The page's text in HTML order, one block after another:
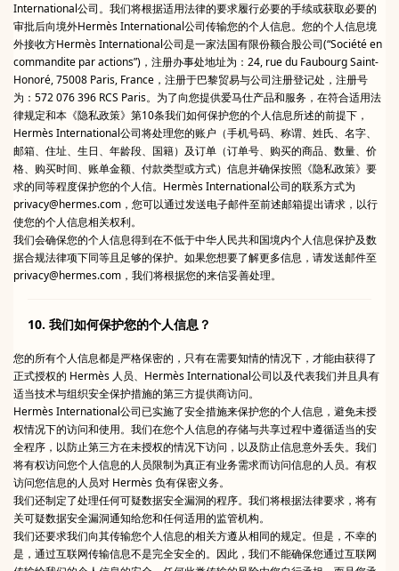
International公司。我们将根据适用法律的要求履行必要的手续或获取必要的
审批后向境外Hermès International公司传输您的个人信息。您的个人信息境
外接收方Hermès International公司是一家法国有限份额合股公司(“Société en
commandite par actions”)，注册办事处地址为：24, rue du Faubourg Saint-
Honoré, 75008 Paris, France，注册于巴黎贸易与公司注册登记处，注册号
为：572 076 396 RCS Paris。为了向您提供爱马仕产品和服务，在符合适用法
律规定和本《隐私政策》第10条我们如何保护您的个人信息所述的前提下，
Hermès International公司将处理您的账户（手机号码、称谓、姓氏、名字、
邮箱、住址、生日、年龄段、国籍）及订单（订单号、购买的商品、数量、价
格、购买时间、账单金额、付款类型或方式）信息并确保按照《隐私政策》要
求的同等程度保护您的个人信。Hermès International公司的联系方式为
privacy@hermes.com，您可以通过发送电子邮件至前述邮箱提出请求，以行
使您的个人信息相关权利。
我们会确保您的个人信息得到在不低于中华人民共和国境内个人信息保护及数
据合规法律项下同等且足够的保护。如果您想要了解更多信息，请发送邮件至
privacy@hermes.com，我们将根据您的来信妥善处理。
10. 我们如何保护您的个人信息？
您的所有个人信息都是严格保密的，只有在需要知情的情况下，才能由获得了
正式授权的 Hermès 人员、Hermès International公司以及代表我们并且具有
适当技术与组织安全保护措施的第三方提供商访问。
Hermès International公司已实施了安全措施来保护您的个人信息，避免未授
权情况下的访问和使用。我们在您个人信息的存储与共享过程中遵循适当的安
全程序，以防止第三方在未授权的情况下访问，以及防止信息意外丢失。我们
将有权访问您个人信息的人员限制为真正有业务需求而访问信息的人员。有权
访问您信息的人员对 Hermès 负有保密义务。
我们还制定了处理任何可疑数据安全漏洞的程序。我们将根据法律要求，将有
关可疑数据安全漏洞通知给您和任何适用的监管机构。
我们还要求我们向其传输您个人信息的相关方遵从相同的规定。但是，不幸的
是，通过互联网传输信息不是完全安全的。因此，我们不能确保您通过互联网